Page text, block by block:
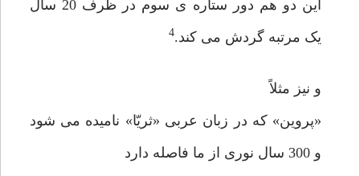
این دو هم دور ستاره ی سوم در ظرف 20 سال
یک مرتبه گردش می کند.4
و نیز مثلاً
«پروین» که در زبان عربی «ثریّا» نامیده می شود
و 300 سال نوری از ما فاصله دارد